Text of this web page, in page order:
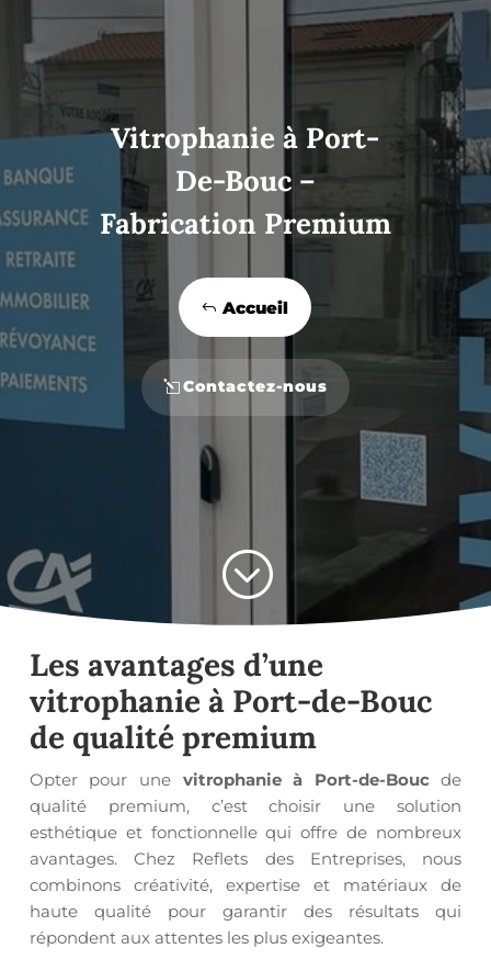
Vitrophanie à Port-
De-Bouc –
Fabrication Premium
Accueil
Contactez-nous
;
Les avantages d’une
vitrophanie à Port-de-Bouc
de qualité premium
Opter pour une vitrophanie à Port-de-Boucde
qualité premium, c’est choisir une solution
esthétique et fonctionnelle qui offre de nombreux
avantages. Chez Reflets des Entreprises, nous
combinons créativité, expertise et matériaux de
haute qualité pour garantir des résultats qui
répondent aux attentes les plus exigeantes.